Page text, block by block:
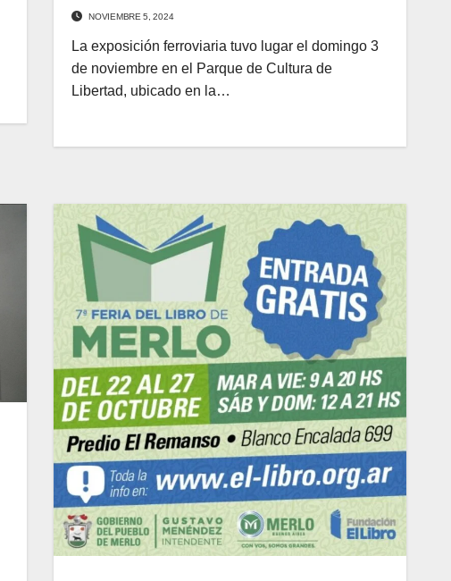
NOVIEMBRE 5, 2024
La exposición ferroviaria tuvo lugar el domingo 3
de noviembre en el Parque de Cultura de
Libertad, ubicado en la…